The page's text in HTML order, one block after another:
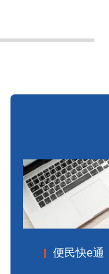
便民快e通